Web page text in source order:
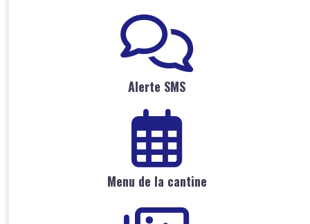
Alerte SMS
Menu de la cantine